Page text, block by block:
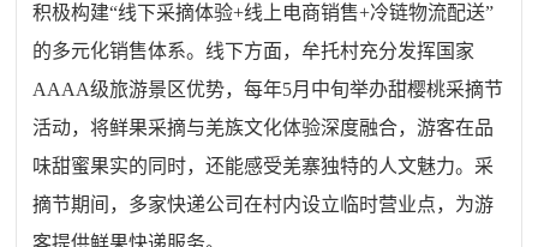
积极构建“线下采摘体验+线上电商销售+冷链物流配送”
的多元化销售体系。线下方面，牟托村充分发挥国家
AAAA级旅游景区优势，每年5月中旬举办甜樱桃采摘节
活动，将鲜果采摘与羌族文化体验深度融合，游客在品
味甜蜜果实的同时，还能感受羌寨独特的人文魅力。采
摘节期间，多家快递公司在村内设立临时营业点，为游
客提供鲜果快递服务。